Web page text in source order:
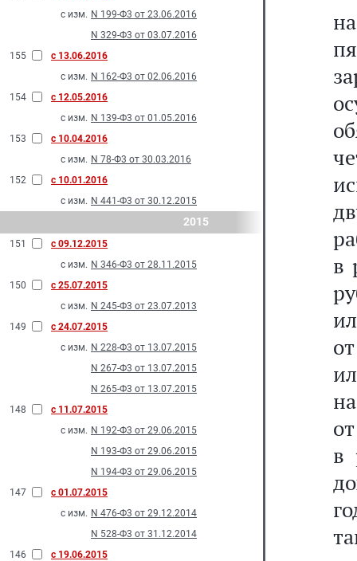
с изм. N 199-Ф3 от 23.06.2016
N 329-Ф3 от 03.07.2016
155
с 13.06.2016
с изм. N 162-Ф3 от 02.06.2016
154
с 12.05.2016
с изм. N 139-Ф3 от 01.05.2016
153
с 10.04.2016
с изм. N 78-Ф3 от 30.03.2016
152
с 10.01.2016
с изм. N 441-Ф3 от 30.12.2015
2015
151
с 09.12.2015
с изм. N 346-Ф3 от 28.11.2015
150
с 25.07.2015
с изм. N 245-Ф3 от 23.07.2013
149
с 24.07.2015
с изм. N 228-Ф3 от 13.07.2015
N 267-Ф3 от 13.07.2015
N 265-Ф3 от 13.07.2015
148
с 11.07.2015
с изм. N 192-Ф3 от 29.06.2015
N 193-Ф3 от 29.06.2015
N 194-Ф3 от 29.06.2015
147
с 01.07.2015
с изм. N 476-Ф3 от 29.12.2014
N 528-Ф3 от 31.12.2014
146
с 19.06.2015
в
в